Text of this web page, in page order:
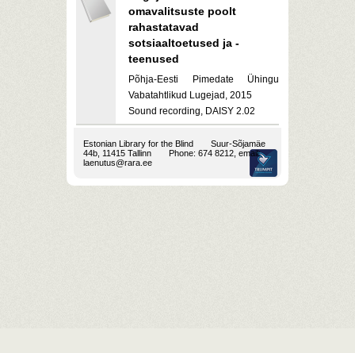
omavalitsuste poolt
rahastatavad
sotsiaaltoetused ja -
teenused
Põhja-Eesti Pimedate Ühingu
Vabatahtlikud Lugejad, 2015
Sound recording, DAISY 2.02
Estonian Library for the Blind
Suur-Sõjamäe
44b, 11415 Tallinn
Phone: 674 8212, email:
laenutus@rara.ee